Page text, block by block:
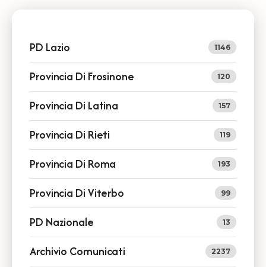
PD Lazio 1146
Provincia Di Frosinone 120
Provincia Di Latina 157
Provincia Di Rieti 119
Provincia Di Roma 193
Provincia Di Viterbo 99
PD Nazionale 13
Archivio Comunicati 2237